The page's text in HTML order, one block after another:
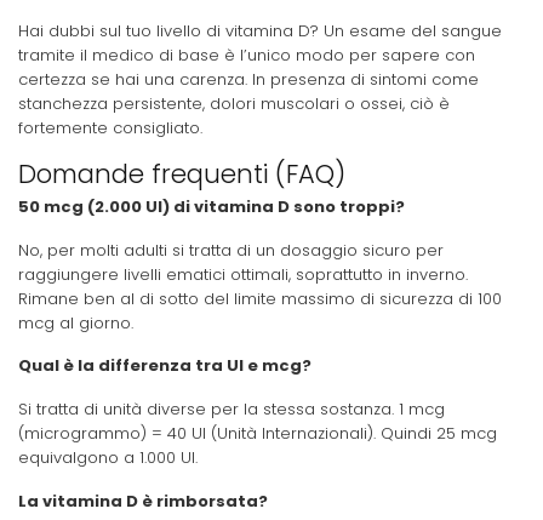
Hai dubbi sul tuo livello di vitamina D? Un esame del sangue
tramite il medico di base è l’unico modo per sapere con
certezza se hai una carenza. In presenza di sintomi come
stanchezza persistente, dolori muscolari o ossei, ciò è
fortemente consigliato.
Domande frequenti (FAQ)
50 mcg (2.000 UI) di vitamina D sono troppi?
No, per molti adulti si tratta di un dosaggio sicuro per
raggiungere livelli ematici ottimali, soprattutto in inverno.
Rimane ben al di sotto del limite massimo di sicurezza di 100
mcg al giorno.
Qual è la differenza tra UI e mcg?
Si tratta di unità diverse per la stessa sostanza. 1 mcg
(microgrammo) = 40 UI (Unità Internazionali). Quindi 25 mcg
equivalgono a 1.000 UI.
La vitamina D è rimborsata?